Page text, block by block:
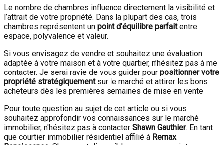
Le nombre de chambres influence directement la visibilité et
l’attrait de votre propriété. Dans la plupart des cas, trois
chambres représentent un point d’équilibre parfaitentre
espace, polyvalence et valeur.
Si vous envisagez de vendre et souhaitez une évaluation
adaptée à votre maison et à votre quartier, n’hésitez pas à me
contacter. Je serai ravie de vous guider pour positionner votre
propriété stratégiquementsur le marché et attirer les bons
acheteurs dès les premières semaines de mise en vente
Pour toute question au sujet de cet article ou si vous
souhaitez approfondir vos connaissances sur le marché
immobilier, n'hésitez pas à contacter Shawn Gauthier. En tant
que courtier immobilier résidentiel affilié à Remax